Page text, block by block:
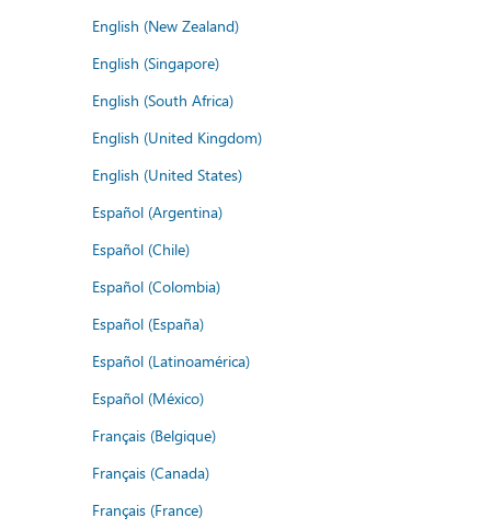
English (New Zealand)
English (Singapore)
English (South Africa)
English (United Kingdom)
English (United States)
Español (Argentina)
Español (Chile)
Español (Colombia)
Español (España)
Español (Latinoamérica)
Español (México)
Français (Belgique)
Français (Canada)
Français (France)